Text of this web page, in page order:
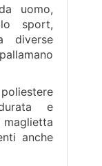
uomo,
sport,
diverse
e
maglietta
anche